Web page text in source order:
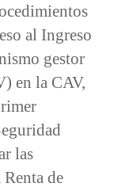
al Ingreso
gestor
en la CAV,
las
de